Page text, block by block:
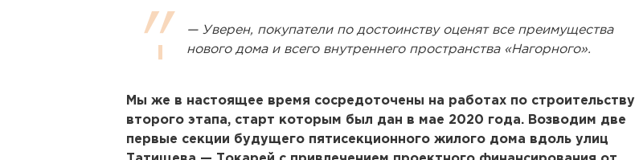
— Уверен, покупатели по достоинству оценят все преимущества
нового дома и всего внутреннего пространства «Нагорного».
Мы же в настоящее время сосредоточены на работах по строительству
второго этапа, старт которым был дан в мае 2020 года. Возводим две
первые секции будущего пятисекционного жилого дома вдоль улиц